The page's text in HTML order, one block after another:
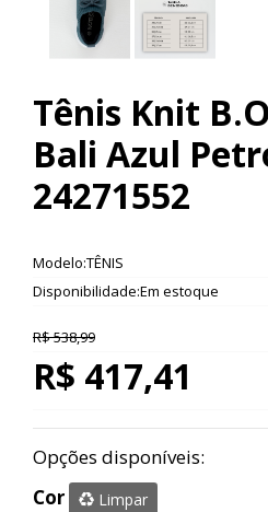
Tênis Knit
Bali Azul
24271552
Modelo:TÊNIS
Disponibilidade:Em estoque
R$ 538,99
R$ 417,41
Opções disponíveis:
Cor
Limpar